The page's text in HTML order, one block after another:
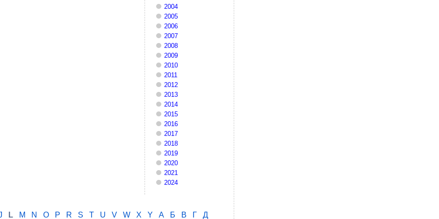
2004
2005
2006
2007
2008
2009
2010
2011
2012
2013
2014
2015
2016
2017
2018
2019
2020
2021
2024
L M N O P R S T U V W X Y А Б В Г
Д